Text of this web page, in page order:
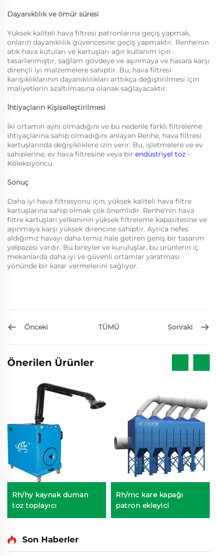
Dayanıklılık ve ömür süresi
Yüksek kaliteli hava filtresi patronlarına geçiş yapmak,
onların dayanıklılık güvencesine geçiş yapmaktır. Renhe'nin
atık hava kutuları ve kartuşları ağır kullanım için
tasarlanmıştır, sağlam gövdeye ve aşınmaya ve hasara karşı
dirençli iyi malzemelere sahiptir. Bu, hava filtresi
karışıklıklarının dayanıklılıkları arttıkça değiştirilmesi için
maliyetlerin azaltılmasına olanak sağlayacaktır.
İhtiyaçların Kişiselleştirilmesi
İki ortamın aynı olmadığını ve bu nedenle farklı filtreleme
ihtiyaçlarına sahip olmadığını anlayan Renhe, hava filtresi
kartuşlarında değişikliklere izin verir. Bu, işletmelere ve ev
sahiplerine, ev hava filtresine veya bir endüstriyel toz -
Koleksiyoncu.
Sonuç
Daha iyi hava filtrasyonu için, yüksek kaliteli hava filtre
kartuşlarına sahip olmak çok önemlidir. Renhe'nin hava
filtre kartuşları yelkeninin yüksek filtreleme kapasitesine ve
aşınmaya karşı yüksek direncine sahiptir. Ayrıca nefes
aldığımız havayı daha temiz hale getiren geniş bir tasarım
yelpazesi vardır. Bu bireyler ve kuruluşlar, bu ürünlerin iç
mekanlarda daha iyi ve güvenli ortamlar yaratması
yönünde bir karar vermelerini sağlıyor.
Önceki TÜMÜ Sonraki
Önerilen Ürünler
Rh/hy kaynak duman
toz toplayıcı
Rh/mc kare kapağı
patron ekleyici
Son Haberler